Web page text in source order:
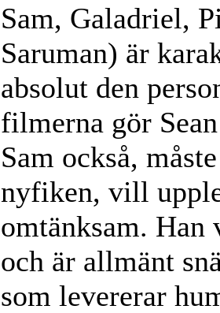
Sam, Galadriel,
Saruman) är
absolut den
filmerna gör
Sam också,
nyfiken, vill
omtänksam.
och är allmänt
som levererar